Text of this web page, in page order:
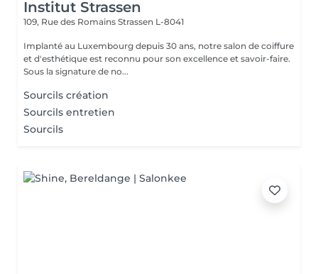
Institut Strassen
109, Rue des Romains Strassen L-8041
Implanté au Luxembourg depuis 30 ans, notre salon de coiffure
et d'esthétique est reconnu pour son excellence et savoir-faire.
Sous la signature de no...
Sourcils création
Sourcils entretien
Sourcils